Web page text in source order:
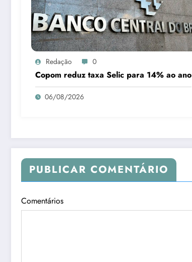
Redação 0
Copom reduz taxa Selic para 14% ao ano
06/08/2026
PUBLICAR COMENTÁRIO
Comentários